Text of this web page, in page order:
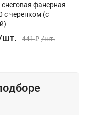
фанерная
с черенком (с
/шт. 441₽ /шт.